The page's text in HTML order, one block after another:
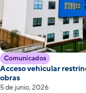
Comunicados
Acceso vehicular
obras
5 de junio, 2026